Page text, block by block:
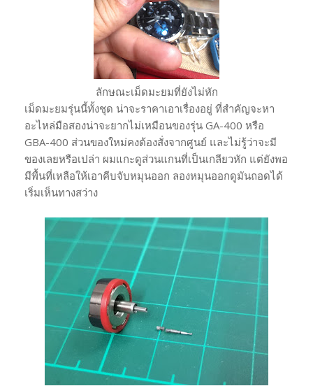
ลักษณะเม็ดมะยมที่ยังไม่หัก
เม็ดมะยมรุ่นนี้ทั้งชุด น่าจะราคาเอาเรื่องอยู่ ที่สำคัญจะหา
อะไหล่มือสองน่าจะยากไม่เหมือนของรุ่น GA-400 หรือ
GBA-400 ส่วนของใหม่คงต้องสั่งจากศูนย์ และไม่รู้ว่าจะมี
ของเลยหรือเปล่า ผมแกะดูส่วนแกนที่เป็นเกลียวหัก แต่ยังพอ
มีพื้นที่เหลือให้เอาคีบจับหมุนออก ลองหมุนออกดูมันถอดได้
เริ่มเห็นทางสว่าง